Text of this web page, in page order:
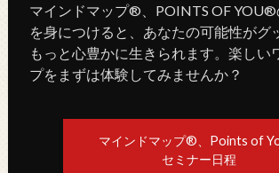
マインドマップ®、POINTS OF
を身につけると、あなたの可能性がグ
もっと心豊かに生きられます。楽しい
プをまずは体験してみませんか？
マインドマップ®、Points of
セミナー日程